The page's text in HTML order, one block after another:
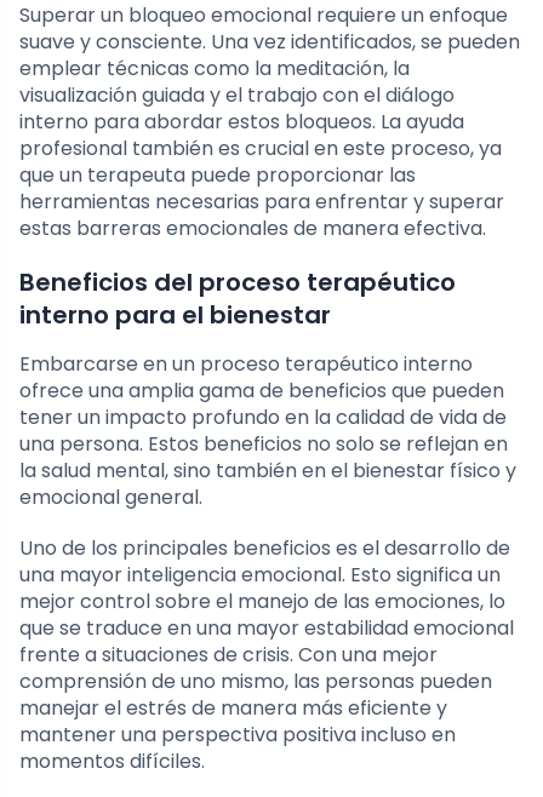
Superar un bloqueo emocional requiere un enfoque
suave y consciente. Una vez identificados, se pueden
emplear técnicas como la meditación, la
visualización guiada y el trabajo con el diálogo
interno para abordar estos bloqueos. La ayuda
profesional también es crucial en este proceso, ya
que un terapeuta puede proporcionar las
herramientas necesarias para enfrentar y superar
estas barreras emocionales de manera efectiva.
Beneficios del proceso terapéutico
interno para el bienestar
Embarcarse en un proceso terapéutico interno
ofrece una amplia gama de beneficios que pueden
tener un impacto profundo en la calidad de vida de
una persona. Estos beneficios no solo se reflejan en
la salud mental, sino también en el bienestar físico y
emocional general.
Uno de los principales beneficios es el desarrollo de
una mayor inteligencia emocional. Esto significa un
mejor control sobre el manejo de las emociones, lo
que se traduce en una mayor estabilidad emocional
frente a situaciones de crisis. Con una mejor
comprensión de uno mismo, las personas pueden
manejar el estrés de manera más eficiente y
mantener una perspectiva positiva incluso en
momentos difíciles.